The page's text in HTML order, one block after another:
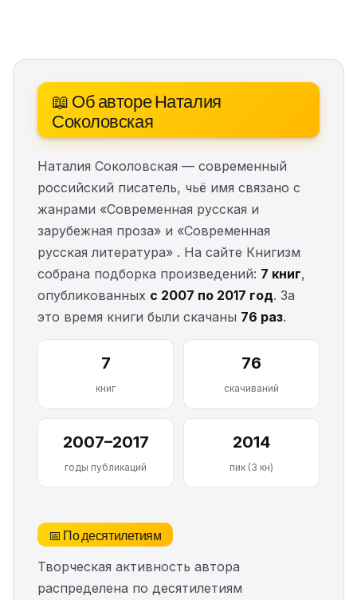
📖 Об авторе Наталия
Соколовская
Наталия Соколовская — современный
российский писатель, чьё имя связано с
жанрами «Современная русская и
зарубежная проза» и «Современная
русская литература» . На сайте Книгизм
собрана подборка произведений: 7 книг,
опубликованных с 2007 по 2017 год. За
это время книги были скачаны 76 раз.
7
книг
76
скачиваний
2007–2017
годы публикаций
2014
пик (3 кн)
📅 По десятилетиям
Творческая активность автора
распределена по десятилетиям